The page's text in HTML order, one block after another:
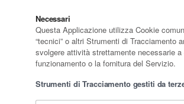
Necessari
Questa Applicazione utilizza Cookie
“tecnici” o altri Strumenti di Tracciamento
svolgere attività strettamente necessarie a
funzionamento o la fornitura del Servizio.
Strumenti di Tracciamento gestiti da